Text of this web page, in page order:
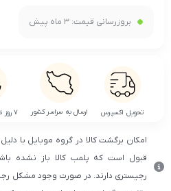
بروزرسانی قیمت: 3 ماه پیش
تحویل اکسپرس ارسال به سراسر کشور ۷ روز ضمانت بازگشت
امکان برگشت کالا در گروه موبایل با
قبول است که پلمب کالا باز نشده
رجیستری دارند. در صورت وجود مشکل